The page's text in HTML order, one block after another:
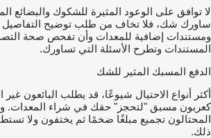
لا توافق على الوعود المثيرة للشكوك والبضائع
ساورك شك، فلا تخاف من طلب توضيح
ومستندات إضافية للمعدات وأن تفحص صحة
المستندات وتطرح الأسئلة التي تساورك.
الدفع المسبك المثير للشك
أكثر أنواع الاحتيال شيوعًا، قد يطلب البائعون غير
كعربون مسبق "لتحجز" حقك في شراء المعدات.
المحتالون تجميع مبلغًا ضخمًا ثم يختفون ولا
ذلك.